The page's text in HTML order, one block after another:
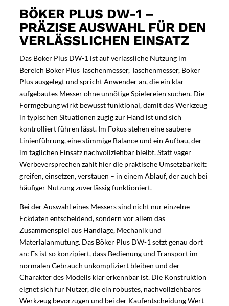
BÖKER PLUS DW-1 –
PRÄZISE AUSWAHL FÜR DEN
VERLÄSSLICHEN EINSATZ
Das Böker Plus DW-1 ist auf verlässliche Nutzung im
Bereich Böker Plus Taschenmesser, Taschenmesser, Böker
Plus ausgelegt und spricht Anwender an, die ein klar
aufgebautes Messer ohne unnötige Spielereien suchen. Die
Formgebung wirkt bewusst funktional, damit das Werkzeug
in typischen Situationen zügig zur Hand ist und sich
kontrolliert führen lässt. Im Fokus stehen eine saubere
Linienführung, eine stimmige Balance und ein Aufbau, der
im täglichen Einsatz nachvollziehbar bleibt. Statt vager
Werbeversprechen zählt hier die praktische Umsetzbarkeit:
greifen, einsetzen, verstauen – in einem Ablauf, der auch bei
häufiger Nutzung zuverlässig funktioniert.
Bei der Auswahl eines Messers sind nicht nur einzelne
Eckdaten entscheidend, sondern vor allem das
Zusammenspiel aus Handlage, Mechanik und
Materialanmutung. Das Böker Plus DW-1 setzt genau dort
an: Es ist so konzipiert, dass Bedienung und Transport im
normalen Gebrauch unkompliziert bleiben und der
Charakter des Modells klar erkennbar ist. Die Konstruktion
eignet sich für Nutzer, die ein robustes, nachvollziehbares
Werkzeug bevorzugen und bei der Kaufentscheidung Wert